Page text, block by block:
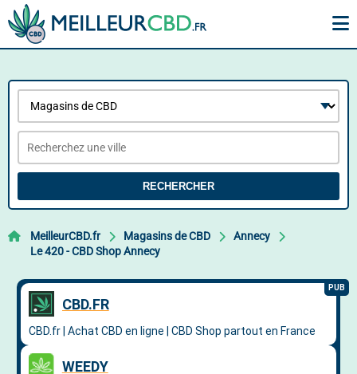
RECHERCHER
MeilleurCBD.fr Magasins de CBD
Annecy
Le 420 - CBD Shop Annecy